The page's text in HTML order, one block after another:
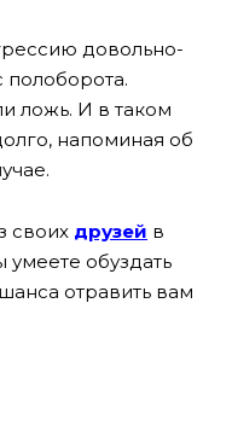
довольно-
полоборота.
ложь. И в таком
напоминая об
своих друзей в
умеете обуздать
отравить вам